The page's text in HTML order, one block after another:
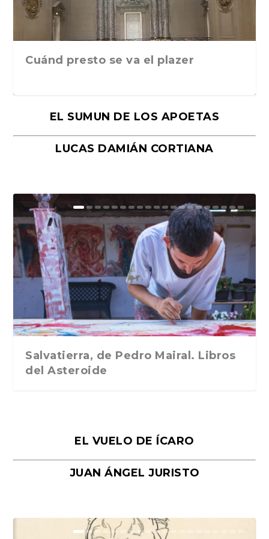
Cuánd presto se va el plazer
Moral, de Lyra Ekström Lindbäck.
Traducción de Car...
Revolución, de Hugo Gonçalves.
Libros del Asteroid...
«La música ha sido el gran amor de
mi vida». Esthe...
«El barman del Ritz», de Philippe
Collin. Traducci...
Mañanas de editorial, noches de
Bocaccio
EL SUMUN DE LOS APOETAS
LUCAS DAMIÁN CORTIANA
Salvatierra, de Pedro Mairal. Libros
del Asteroide
EL VUELO DE ÍCARO
JUAN ÁNGEL JURISTO